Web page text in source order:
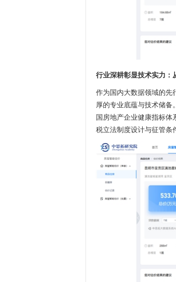
行业深耕彰显技术实力：
作为国内大数据领域的先
厚的专业底蕴与技术储
国房地产企业健康指标
税立法制度设计与征管条